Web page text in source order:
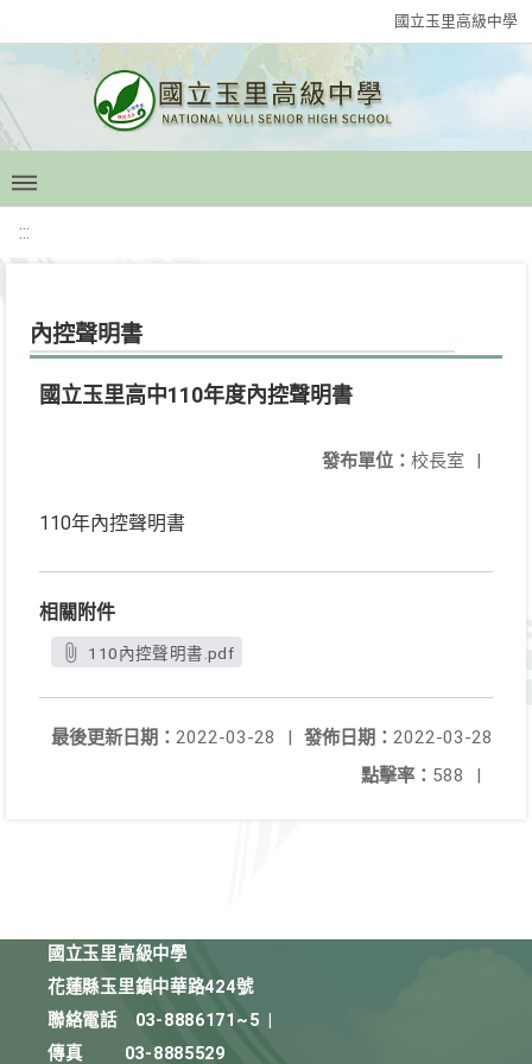
國立玉里高級中學
:::
內控聲明書
國立玉里高中110年度內控聲明書
發布單位： 校長室 |
110年內控聲明書
相關附件
110內控聲明書.pdf
發佈日期： 2022-03-28
最後更新日期： 2022-03-28
|
點擊率： 588 |
國立玉里高級中學
花蓮縣玉里鎮中華路424號
聯絡電話
03-8886171~5
傳真
03-8885529